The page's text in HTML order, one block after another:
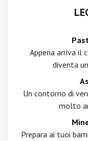
Appena arriva il
diventa
Un contorno di
molto
Prepara ai tuoi